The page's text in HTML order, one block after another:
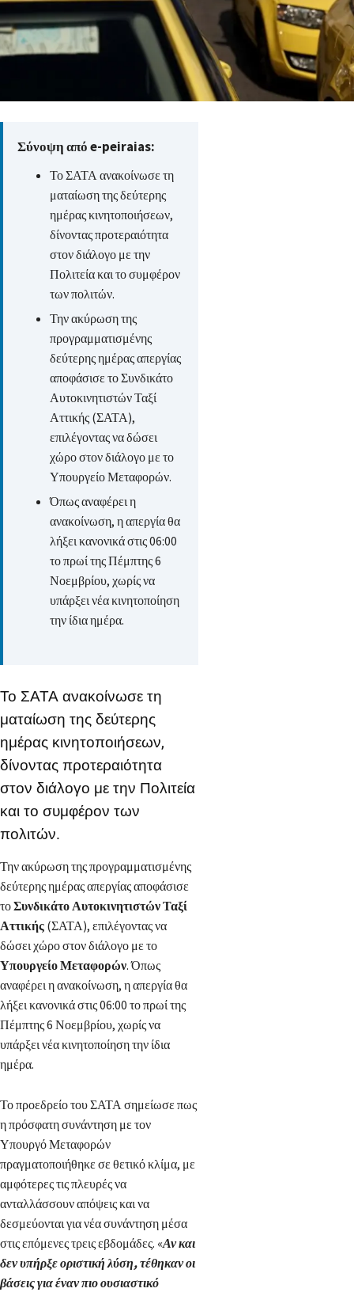
Σύνοψη από e-peiraias:
Το ΣΑΤΑ ανακοίνωσε τη
ματαίωση της δεύτερης
ημέρας κινητοποιήσεων,
δίνοντας προτεραιότητα
στον διάλογο με την
Πολιτεία και το συμφέρον
των πολιτών.
Την ακύρωση της
προγραμματισμένης
δεύτερης ημέρας απεργίας
αποφάσισε το Συνδικάτο
Αυτοκινητιστών Ταξί
Αττικής (ΣΑΤΑ),
επιλέγοντας να δώσει
χώρο στον διάλογο με το
Υπουργείο Μεταφορών.
Όπως αναφέρει η
ανακοίνωση, η απεργία θα
λήξει κανονικά στις 06:00
το πρωί της Πέμπτης 6
Νοεμβρίου, χωρίς να
υπάρξει νέα κινητοποίηση
την ίδια ημέρα.
Το ΣΑΤΑ ανακοίνωσε τη
ματαίωση της δεύτερης
ημέρας κινητοποιήσεων,
δίνοντας προτεραιότητα
στον διάλογο με την Πολιτεία
και το συμφέρον των
πολιτών.
Την ακύρωση της προγραμματισμένης
δεύτερης ημέρας απεργίας αποφάσισε
τοΣυνδικάτο Αυτοκινητιστών Ταξί
Αττικής (ΣΑΤΑ), επιλέγοντας να
δώσει χώρο στον διάλογο με το
Υπουργείο Μεταφορών. Όπως
αναφέρει η ανακοίνωση, η απεργία θα
λήξει κανονικά στις 06:00 το πρωί της
Πέμπτης 6 Νοεμβρίου, χωρίς να
υπάρξει νέα κινητοποίηση την ίδια
ημέρα.
Το προεδρείο του ΣΑΤΑ σημείωσε πως
η πρόσφατη συνάντηση με τον
Υπουργό Μεταφορών
πραγματοποιήθηκε σε θετικό κλίμα, με
αμφότερες τις πλευρές να
ανταλλάσσουν απόψεις και να
δεσμεύονται για νέα συνάντηση μέσα
στις επόμενες τρεις εβδομάδες. «Αν και
δεν υπήρξε οριστική λύση, τέθηκαν οι
βάσεις για έναν πιο ουσιαστικό